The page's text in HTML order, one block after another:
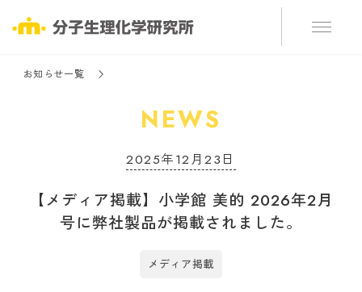
お知らせ一覧
NEWS
2025年12月23日
【メディア掲載】小学館 美的 2026年2月
号に弊社製品が掲載されました。
メディア掲載